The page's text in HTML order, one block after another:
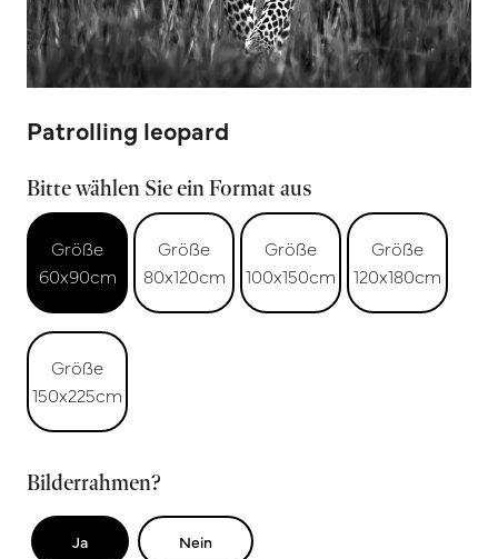
Patrolling leopard
Bitte wählen Sie ein Format aus
Größe
60x90cm
Größe
80x120cm
Größe
100x150cm
Größe
120x180cm
Größe
150x225cm
Bilderrahmen?
Ja Nein